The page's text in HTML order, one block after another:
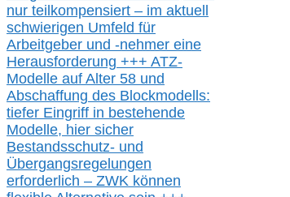
nur teilkompensiert – im aktuell
schwierigen Umfeld für
Arbeitgeber und -nehmer eine
Herausforderung +++ ATZ-
Modelle auf Alter 58 und
Abschaffung des Blockmodells:
tiefer Eingriff in bestehende
Modelle, hier sicher
Bestandsschutz- und
Übergangsregelungen
erforderlich – ZWK können